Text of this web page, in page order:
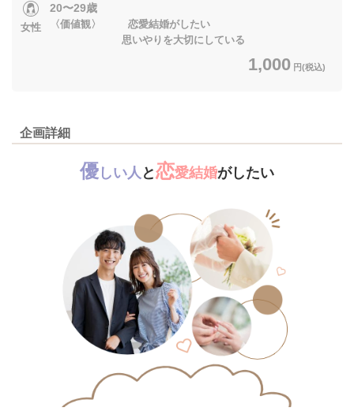
女性
20〜29歳
〈価値観〉 恋愛結婚がしたい
思いやりを大切にしている
1,000 円(税込)
企画詳細
優 しい人 と恋愛結婚がしたい